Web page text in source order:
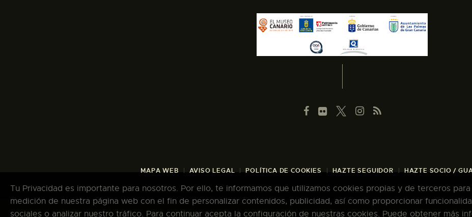
MAPA WEB AVISO LEGAL POLÍTICA DE COOKIES HAZTE SEGUIDOR HAZTE SOCIO /
Tu Privacidad es importante para nosotros. Por ello, te informamos que utilizamos cookies propias y de terceros
medición de nuestra página web con el fin de personalizar contenidos, publicidad, así como proporcionar
sociales o analizar nuestro tráfico. Para continuar acepta la configuración de nuestras cookies. Puede obtener más